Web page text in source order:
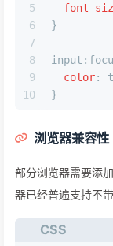
5
6
7
8
9
10
font-
}
input
color:
}
浏览器兼容性
部分浏览器需要添
器已经普遍支持不
CSS